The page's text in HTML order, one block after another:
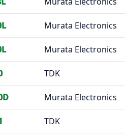
Murata Electronics
Murata Electronics
TDK
Murata Electronics
TDK